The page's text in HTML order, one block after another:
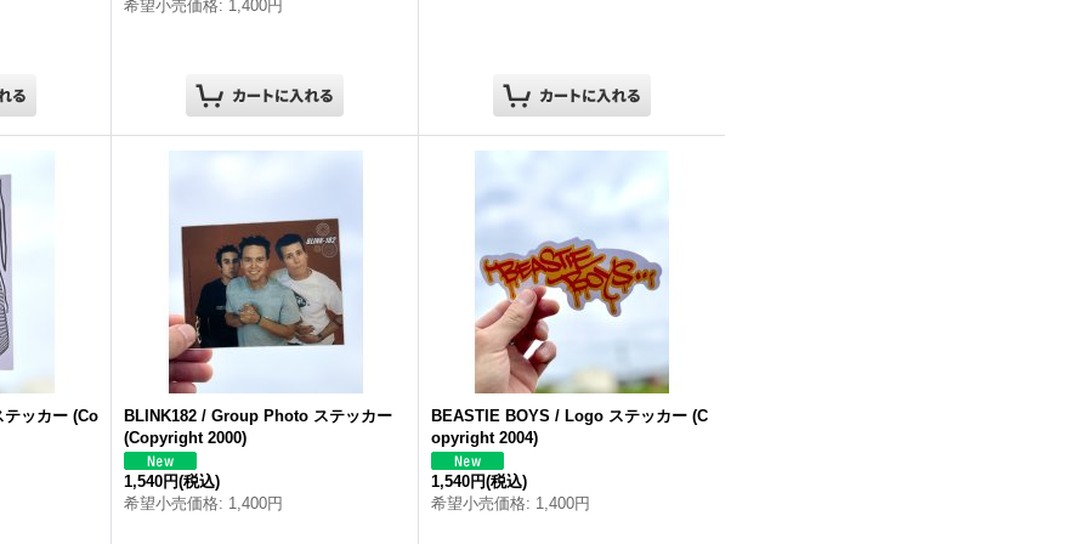
希望小売価格: 1,400円
ッカー (Co
BLINK182 / Group Photo ステッカー
(Copyright 2000)
1,540円(税込)
希望小売価格: 1,400円
BEASTIE BOYS / Logo ステッカー (C
opyright 2004)
1,540円(税込)
希望小売価格: 1,400円